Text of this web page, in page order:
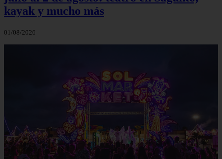
kayak y mucho más
01/08/2026